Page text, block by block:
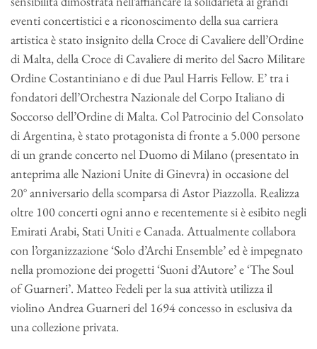
eventi concertistici e a riconoscimento della sua carriera
artistica è stato insignito della Croce di Cavaliere dell’Ordine
di Malta, della Croce di Cavaliere di merito del Sacro Militare
Ordine Costantiniano e di due Paul Harris Fellow. E’ tra i
fondatori dell’Orchestra Nazionale del Corpo Italiano di
Soccorso dell’Ordine di Malta. Col Patrocinio del Consolato
di Argentina, è stato protagonista di fronte a 5.000 persone
di un grande concerto nel Duomo di Milano (presentato in
anteprima alle Nazioni Unite di Ginevra) in occasione del
20° anniversario della scomparsa di Astor Piazzolla. Realizza
oltre 100 concerti ogni anno e recentemente si è esibito negli
Emirati Arabi, Stati Uniti e Canada. Attualmente collabora
con l’organizzazione ‘Solo d’Archi Ensemble’ ed è impegnato
nella promozione dei progetti ‘Suoni d’Autore’ e ‘The Soul
of Guarneri’. Matteo Fedeli per la sua attività utilizza il
violino Andrea Guarneri del 1694 concesso in esclusiva da
una collezione privata.